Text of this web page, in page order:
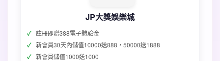
JP大獎娛樂城
註冊即贈388電子體驗金
新會員30天內儲值10000送888，50000送1888
新會員儲值1000送1000